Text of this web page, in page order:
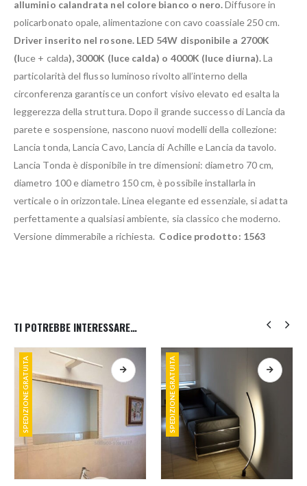
alluminio calandrata nel colore bianco o nero.Diffusore in
policarbonato opale, alimentazione con cavo coassiale 250 cm.
Driver inserito nel rosone. LED 54W disponibile a 2700K
(luce + calda), 3000K (luce calda) o 4000K (luce diurna).La
particolarità del flusso luminoso rivolto all’interno della
circonferenza garantisce un confort visivo elevato ed esalta la
leggerezza della struttura. Dopo il grande successo di Lancia da
parete e sospensione, nascono nuovi modelli della collezione:
Lancia tonda, Lancia Cavo, Lancia di Achille e Lancia da tavolo.
Lancia Tonda è disponibile in tre dimensioni: diametro 70 cm,
diametro 100 e diametro 150 cm, è possibile installarla in
verticale o in orizzontale. Linea elegante ed essenziale, si adatta
perfettamente a qualsiasi ambiente, sia classico che moderno.
Versione dimmerabile a richiesta. Codice prodotto: 1563
TI POTREBBE INTERESSARE…
SPEDIZIONE GRATUITA
Questo prodotto ha più varianti. Le opzioni possono essere scelte nella pagina del prodotto
SPEDIZIONE GRATUITA
Questo prodotto ha più varianti. Le opzioni possono essere scelte nella pagina del prodotto